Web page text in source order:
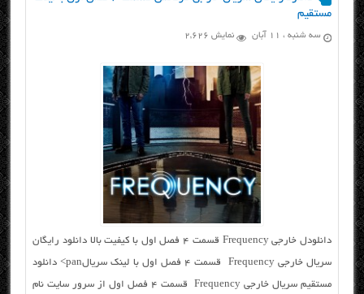
مستقیم
سه شنبه ، ۱۱ آبان نمایش 2,626
دانلودل خارجی Frequency قسمت ۴ فصل اول با کیفیت بالا دانلود رایگان
سریال خارجی Frequency قسمت ۴ فصل اول با لینک سریالpan> دانلود
مستقیم سریال خارجی Frequency قسمت ۴ فصل اول از سرور سایت نام